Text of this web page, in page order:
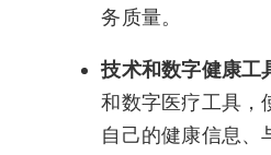
务质量。
技术和数字健康工
和数字医疗工具，
自己的健康信息、